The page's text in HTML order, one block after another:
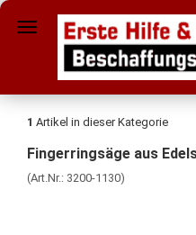
1 Artikel in dieser Kategorie
Fingerringsäge aus
(Art.Nr.: 3200-1130)